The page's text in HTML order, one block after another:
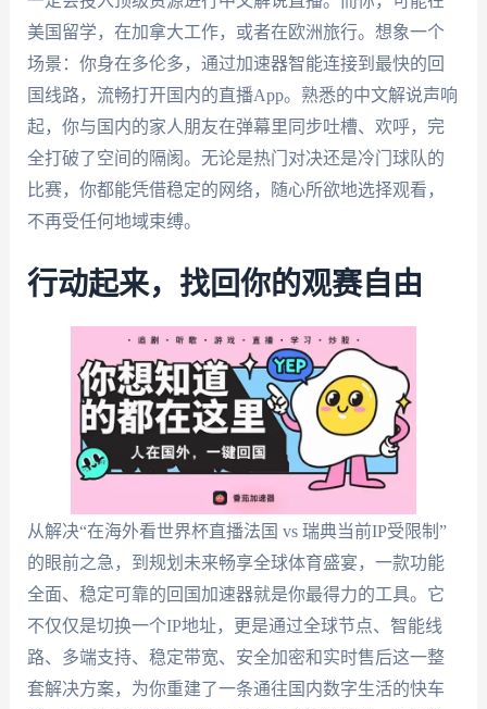
美国留学，在加拿大工作，或者在欧洲旅行。想象一个
场景：你身在多伦多，通过加速器智能连接到最快的回
国线路，流畅打开国内的直播App。熟悉的中文解说声响
起，你与国内的家人朋友在弹幕里同步吐槽、欢呼，完
全打破了空间的隔阂。无论是热门对决还是冷门球队的
比赛，你都能凭借稳定的网络，随心所欲地选择观看，
不再受任何地域束缚。
行动起来，找回你的观赛自由
从解决“在海外看世界杯直播法国 vs 瑞典当前IP受限制”
的眼前之急，到规划未来畅享全球体育盛宴，一款功能
全面、稳定可靠的回国加速器就是你最得力的工具。它
不仅仅是切换一个IP地址，更是通过全球节点、智能线
路、多端支持、稳定带宽、安全加密和实时售后这一整
套解决方案，为你重建了一条通往国内数字生活的快车